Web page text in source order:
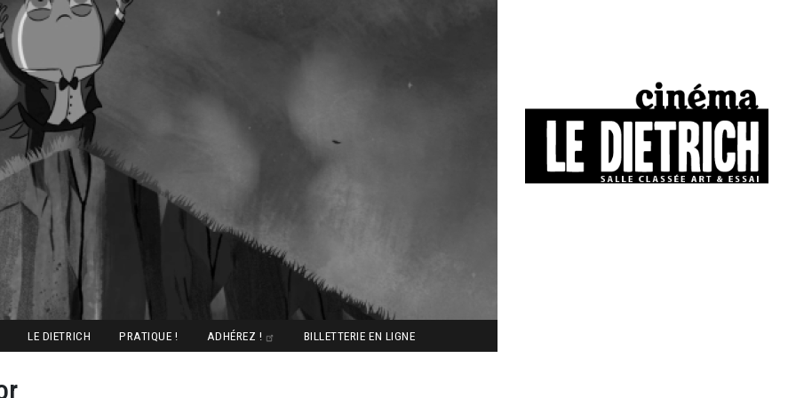
LE DIETRICH PRATIQUE ! ADHÉREZ ! BILLETTERIE EN LIGNE